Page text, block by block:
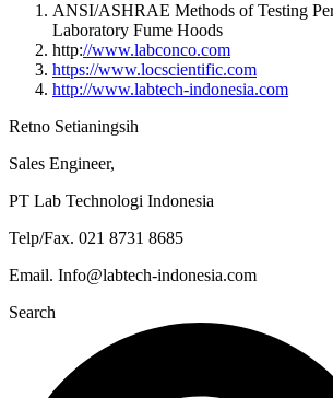
ANSI/ASHRAE Methods of Testing
Laboratory Fume Hoods
http://www.labconco.com
https://www.locscientific.com
http://www.labtech-indonesia.com
Retno Setianingsih
Sales Engineer,
PT Lab Technologi Indonesia
Telp/Fax. 021 8731 8685
Email. Info@labtech-indonesia.com
Search